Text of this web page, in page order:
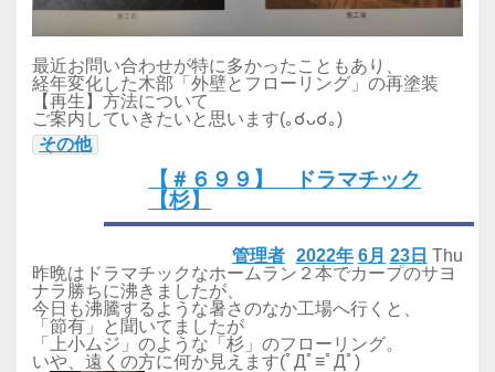
最近お問い合わせが特に多かったこともあり、
経年変化した木部「外壁とフローリング」の再塗装
【再生】方法について
ご案内していきたいと思います(｡☌ᴗ☌｡)
その他
【＃６９９】 ドラマチック
【杉】
2022年 6月 23日 Thu
管理者
昨晩はドラマチックなホームラン２本でカープのサヨ
ナラ勝ちに沸きましたが、
今日も沸騰するような暑さのなか工場へ行くと、
「節有」と聞いてましたが
「上小ムジ」のような「杉」のフローリング。
いや、遠くの方に何か見えます(ﾟДﾟ≡ﾟДﾟ)